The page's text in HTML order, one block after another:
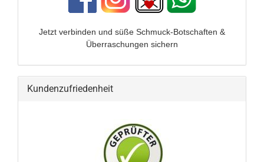
Jetzt verbinden und süße Schmuck-Botschaften &
Überraschungen sichern
Kundenzufriedenheit